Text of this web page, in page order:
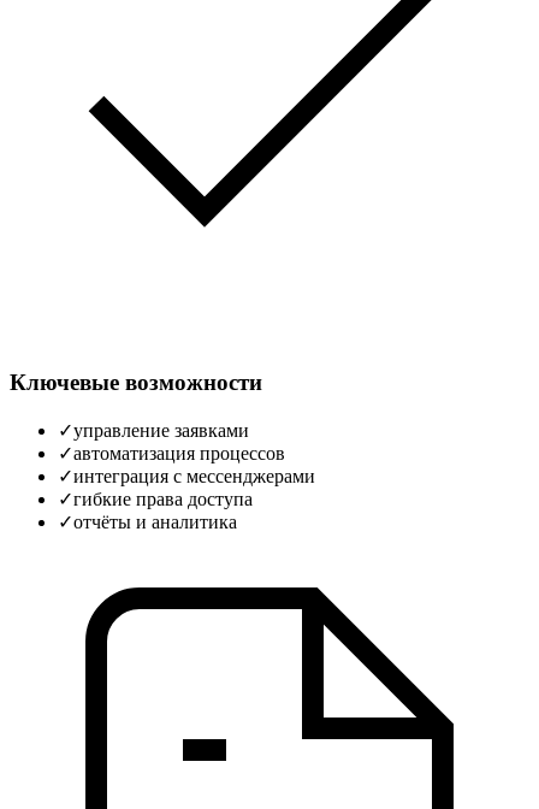
Ключевые возможности
✓управление заявками
✓автоматизация процессов
✓интеграция с мессенджерами
✓гибкие права доступа
✓отчёты и аналитика